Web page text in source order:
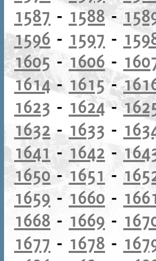
1587 - 1588-
1596 - 1597 -
1605- 1606 -
1614- 1615-
1623 - 1624-
1632 - 1633 -
1641 - 1642 -
1650-1651 -
1659 - 1660 -
1668 - 1669 -
1677 - 1678 -